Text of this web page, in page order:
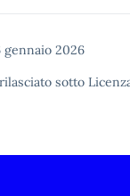
gennaio 2026
sotto